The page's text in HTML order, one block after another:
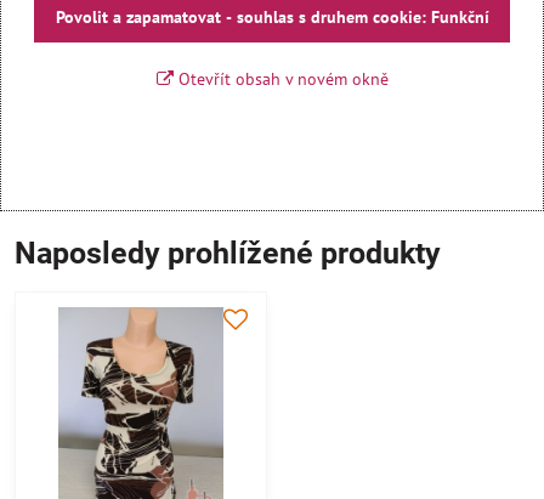
Povolit a zapamatovat - souhlas s druhem cookie: Funkční
Otevřít obsah v novém okně
Naposledy prohlížené produkty